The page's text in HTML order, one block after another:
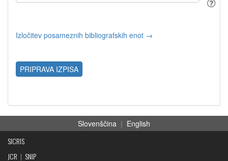
Izločitev posameznih bibliografskih enot →
PRIPRAVA IZPISA
Slovenščina | English
SICRIS
JCR | SNIP